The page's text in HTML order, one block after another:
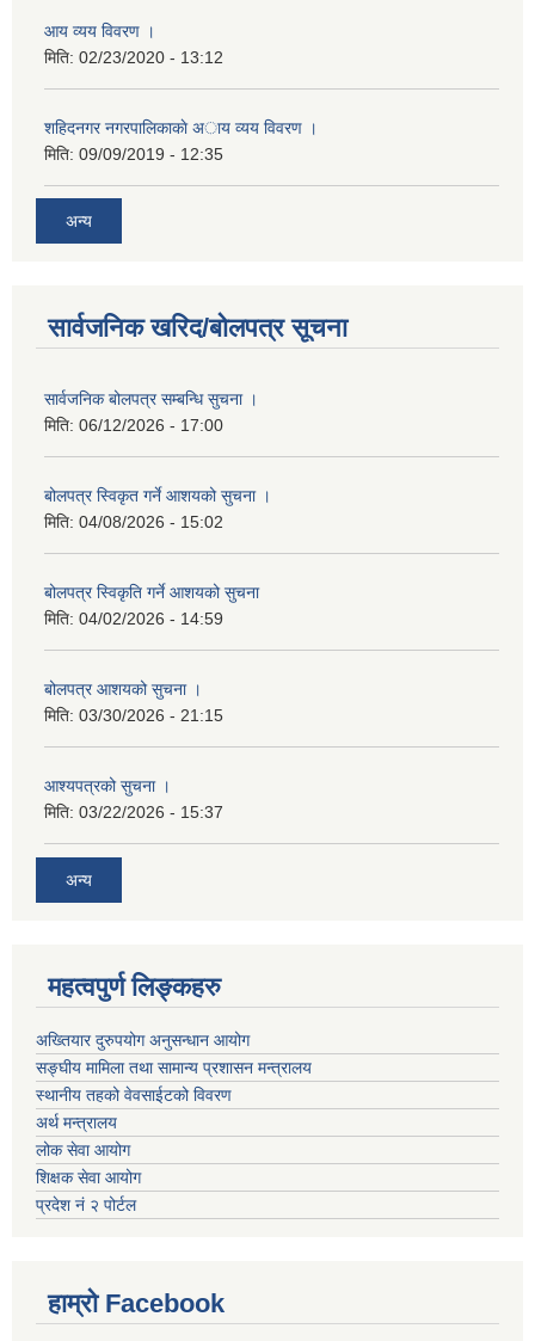
आय व्यय विवरण ।
मिति: 02/23/2020 - 13:12
शहिदनगर नगरपालिकाकाे अाय व्यय विवरण ।
मिति: 09/09/2019 - 12:35
अन्य
सार्वजनिक खरिद/बोलपत्र सूचना
सार्वजनिक बोलपत्र सम्बन्धि सुचना ।
मिति: 06/12/2026 - 17:00
बोलपत्र स्विकृत गर्ने आशयको सुचना ।
मिति: 04/08/2026 - 15:02
बोलपत्र स्विकृति गर्ने आशयको सुचना
मिति: 04/02/2026 - 14:59
बोलपत्र आशयको सुचना ।
मिति: 03/30/2026 - 21:15
आश्यपत्रको सुचना ।
मिति: 03/22/2026 - 15:37
अन्य
महत्वपुर्ण लिङ्कहरु
अख्तियार दुरुपयोग अनुसन्धान आयोग
सङ्घीय मामिला तथा सामान्य प्रशासन मन्त्रालय
स्थानीय तहको वेवसाईटको विवरण
अर्थ मन्त्रालय
लोक सेवा आयोग
शिक्षक सेवा आयोग
प्रदेश नं २ पोर्टल
हाम्रो Facebook